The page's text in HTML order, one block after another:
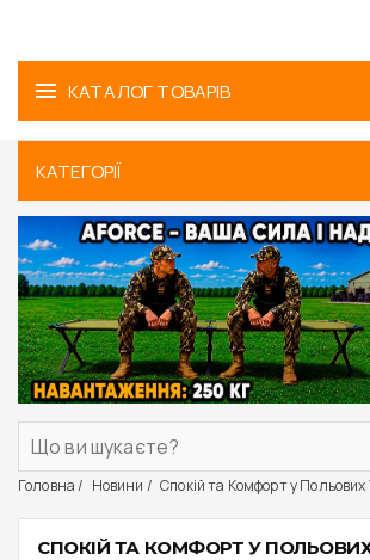
КАТАЛОГ ТОВАРІВ
КАТЕГОРІЇ
Головна Новини Спокій та Комфорт у
СПОКІЙ ТА КОМФОРТ У